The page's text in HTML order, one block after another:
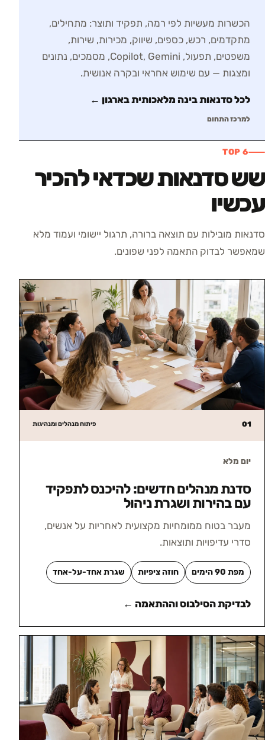
הכשרות מעשיות לפי רמה, תפקיד ותוצר: מתחילים,
מתקדמים, רכש, כספים, שיווק, מכירות, שירות,
משפטים, תפעול, Copilot, Gemini, מסמכים, נתונים
ומצגות — עם שימוש אחראי ובקרה אנושית.
לכל סדנאותבינה מלאכותית בארגון ←
למרכז התחום
TOP 6
שש סדנאות שכדאי להכיר
עכשיו
סדנאות מובילות עם תוצאה ברורה, תרגול יישומי ועמוד מלא
שמאפשר לבדוק התאמה לפני שפונים.
01 פיתוח מנהלים ומנהיגות
יום מלא
סדנת מנהלים חדשים: להיכנס לתפקיד
עם בהירות ושגרת ניהול
מעבר בטוח ממומחיות מקצועית לאחריות על אנשים,
סדרי עדיפויות ותוצאות.
מפת 90 הימים חוזה ציפיות שגרת אחד-על-אחד
לבדיקת הסילבוס וההתאמה ←